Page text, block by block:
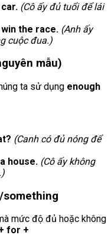
(Cô ấy đủ tuổi để lái
the race. (Anh ấy
cuộc đua.)
mẫu)
ta sử dụng enough
(Canh có đủ nóng để
house. (Cô ấy không
something
mức độ đủ hoặc không
for +